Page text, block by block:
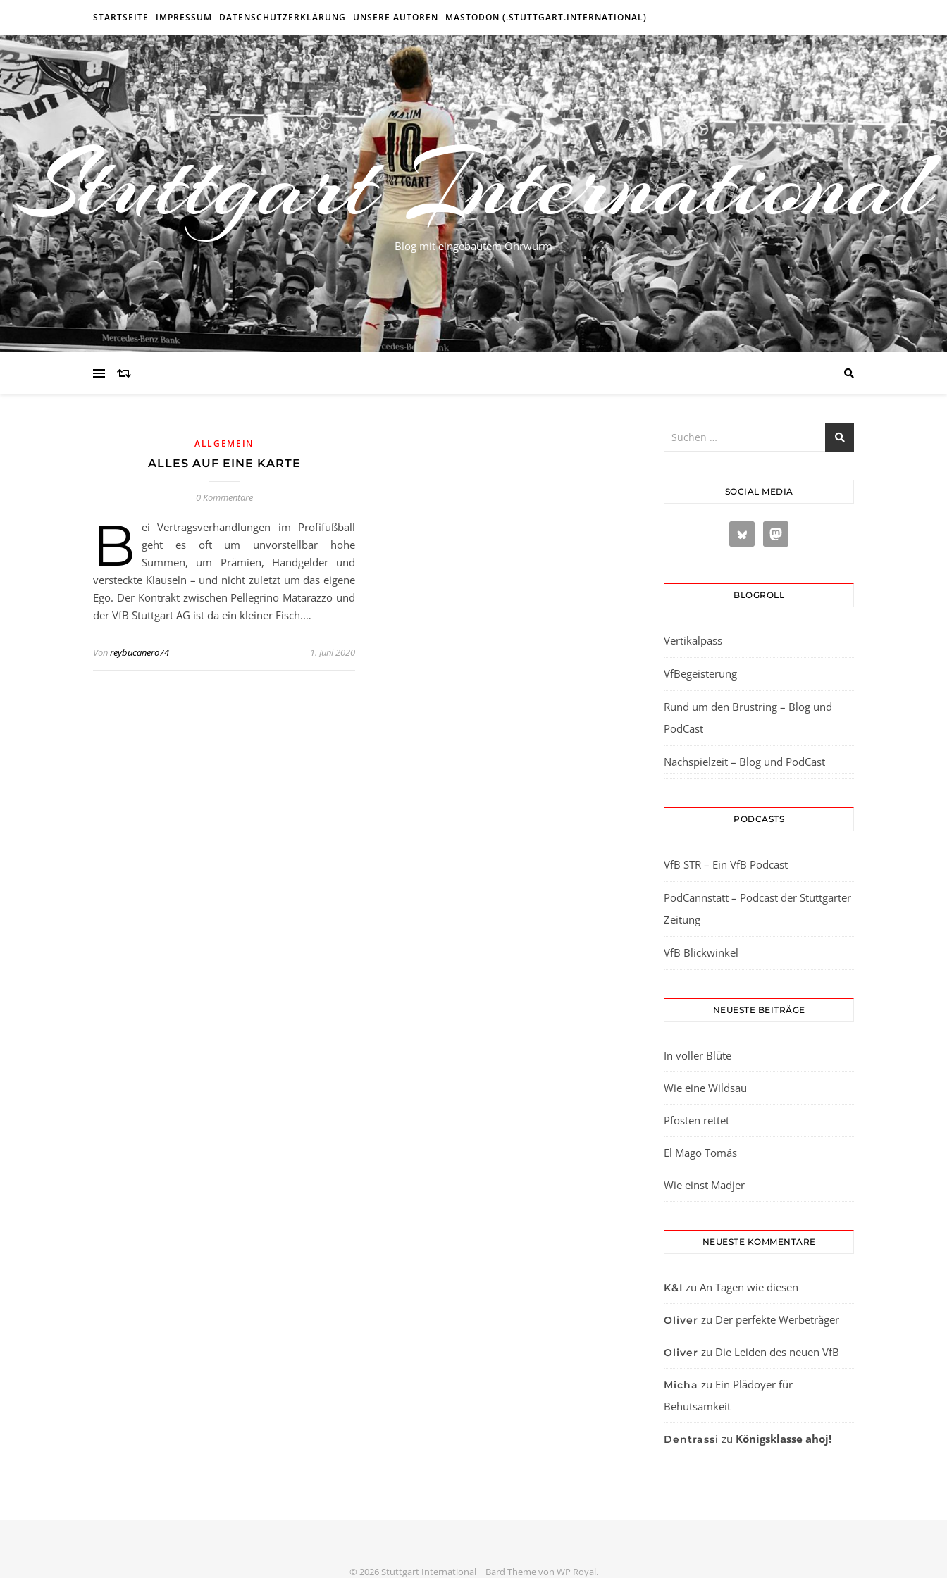
STARTSEITE IMPRESSUM DATENSCHUTZERKLÄRUNG UNSERE AUTOREN MASTODON (.STUTTGART.INTERNATIONAL)
Stuttgart International
Blog mit eingebautem Ohrwurm
ALLGEMEIN
ALLES AUF EINE KARTE
0 Kommentare
B
ei Vertragsverhandlungen im Profifußball
geht es oft um unvorstellbar hohe
Summen, um Prämien, Handgelder und
versteckte Klauseln – und nicht zuletzt um das eigene
Ego. Der Kontrakt zwischen Pellegrino Matarazzo und
der VfB Stuttgart AG ist da ein kleiner Fisch.…
Vonreybucanero74 1. Juni 2020
SOCIAL MEDIA
BLOGROLL
Vertikalpass
VfBegeisterung
Rund um den Brustring – Blog und
PodCast
Nachspielzeit – Blog und PodCast
PODCASTS
VfB STR – Ein VfB Podcast
PodCannstatt – Podcast der Stuttgarter
Zeitung
VfB Blickwinkel
NEUESTE BEITRÄGE
In voller Blüte
Wie eine Wildsau
Pfosten rettet
El Mago Tomás
Wie einst Madjer
NEUESTE KOMMENTARE
K&I zu An Tagen wie diesen
Oliver zu Der perfekte Werbeträger
Oliver zu Die Leiden des neuen VfB
Micha zu Ein Plädoyer für
Behutsamkeit
Dentrassi zu Königsklasse ahoj!
© 2026 Stuttgart International | Bard Theme von WP Royal.